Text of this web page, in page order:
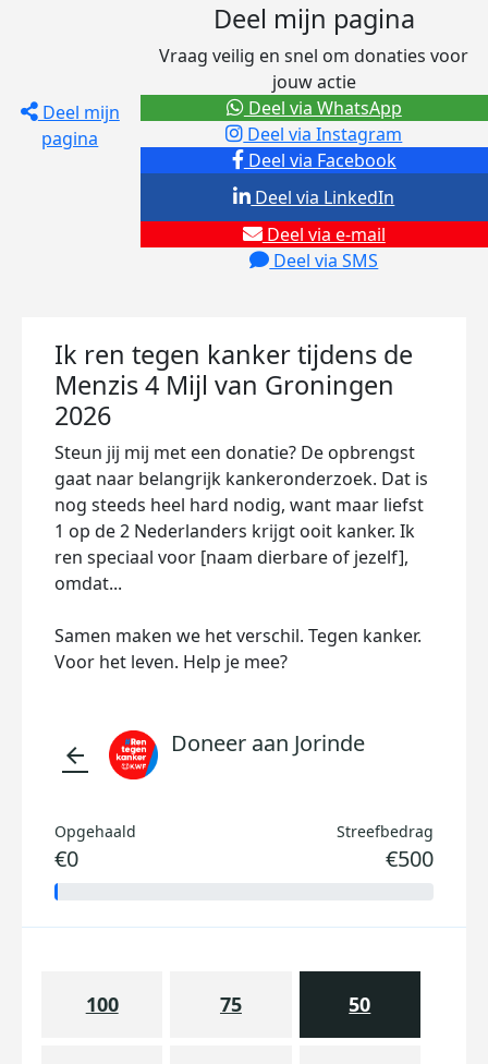
Deel mijn
pagina
Deel mijn pagina
Vraag veilig en snel om donaties voor
jouw actie
Deel via Facebook
Deel via Instagram
Deel via e-mail
Deel via SMS
Deel via LinkedIn
Deel via WhatsApp
Ik ren tegen kanker tijdens de
Menzis 4 Mijl van Groningen
2026
Steun jij mij met een donatie? De opbrengst
gaat naar belangrijk kankeronderzoek. Dat is
nog steeds heel hard nodig, want maar liefst
1 op de 2 Nederlanders krijgt ooit kanker. Ik
ren speciaal voor [naam dierbare of jezelf],
omdat...
Samen maken we het verschil. Tegen kanker.
Voor het leven. Help je mee?
arrow_back Doneer aan Jorinde
Opgehaald
€0
Streefbedrag
€500
100 75 50